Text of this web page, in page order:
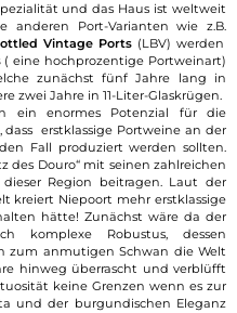
und das Haus ist weltweit
anderen Port-Varianten wie z.B.
Vintage Ports(LBV) werden
( eine hochprozentige Portweinart)
zunächst fünf Jahre lang in
zwei Jahre in 11-Liter-Glaskrügen.
ein enormes Potenzial für die
erstklassige Portweine an der
Fall produziert werden sollten.
des Douro“ mit seinen zahlreichen
Region beitragen. Laut der
kreiert Niepoort mehr erstklassige
hätte! Zunächst wäre da der
komplexe Robustus, dessen
zum anmutigen Schwan die Welt
hinweg überrascht und verblüfft
keine Grenzen wenn es zur
und der burgundischen Eleganz